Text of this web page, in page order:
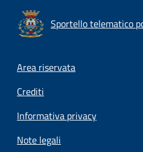
Sportello telematico
Footer menu
Area riservata
Crediti
Informativa privacy
Note legali